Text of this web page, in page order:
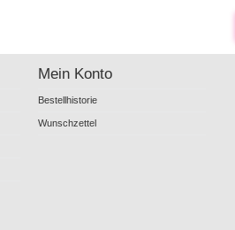
Mein Konto
Bestellhistorie
Wunschzettel